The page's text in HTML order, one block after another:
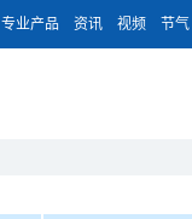
专业产品 资讯 视频 节气